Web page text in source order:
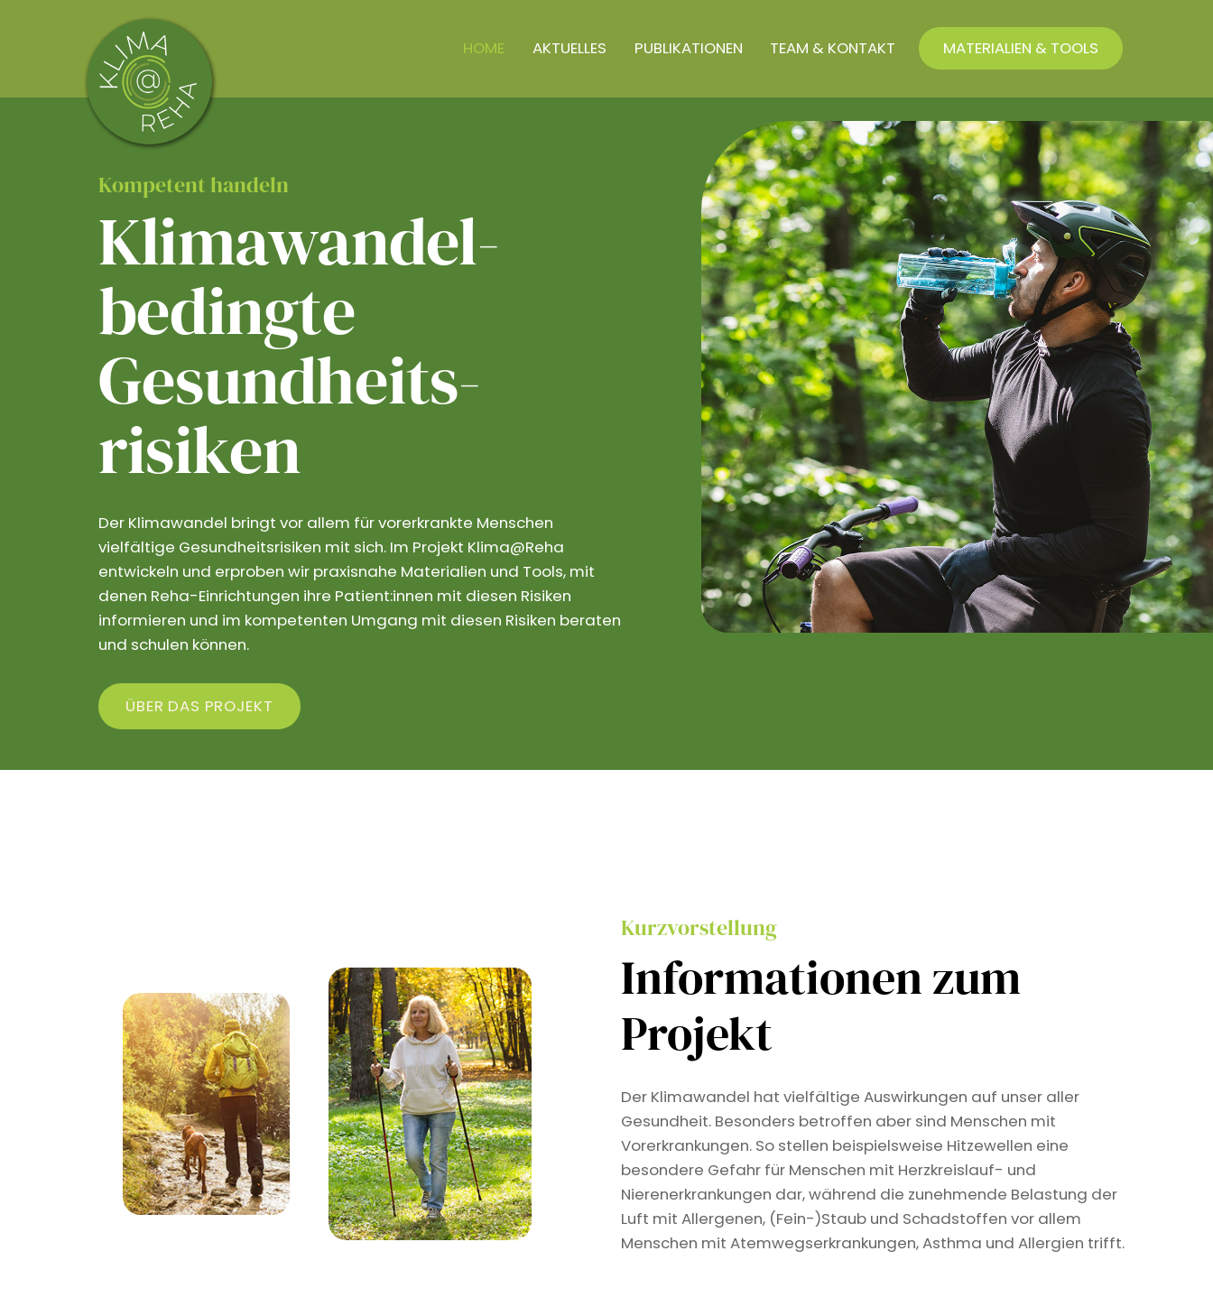
HOME AKTUELLES PUBLIKATIONEN TEAM & KONTAKT MATERIALIEN & TOOLS
Kompetent handeln
Klimawandel­
bedingte
Gesundheits­
risiken
Der Klimawandel bringt vor allem für vorerkrankte Menschen
vielfältige Gesundheitsrisiken mit sich. Im Projekt Klima@Reha
entwickeln und erproben wir praxisnahe Materialien und Tools, mit
denen Reha-Einrichtungen ihre Patient:innen mit diesen Risiken
informieren und im kompetenten Umgang mit diesen Risiken beraten
und schulen können.
ÜBER DAS PROJEKT
Kurzvorstellung
Informationen zum
Projekt
Der Klimawandel hat vielfältige Auswirkungen auf unser aller
Gesundheit. Besonders betroffen aber sind Menschen mit
Vorerkrankungen. So stellen beispielsweise Hitzewellen eine
besondere Gefahr für Menschen mit Herzkreislauf- und
Nierenerkrankungen dar, während die zunehmende Belastung der
Luft mit Allergenen, (Fein-)Staub und Schadstoffen vor allem
Menschen mit Atemwegserkrankungen, Asthma und Allergien trifft.